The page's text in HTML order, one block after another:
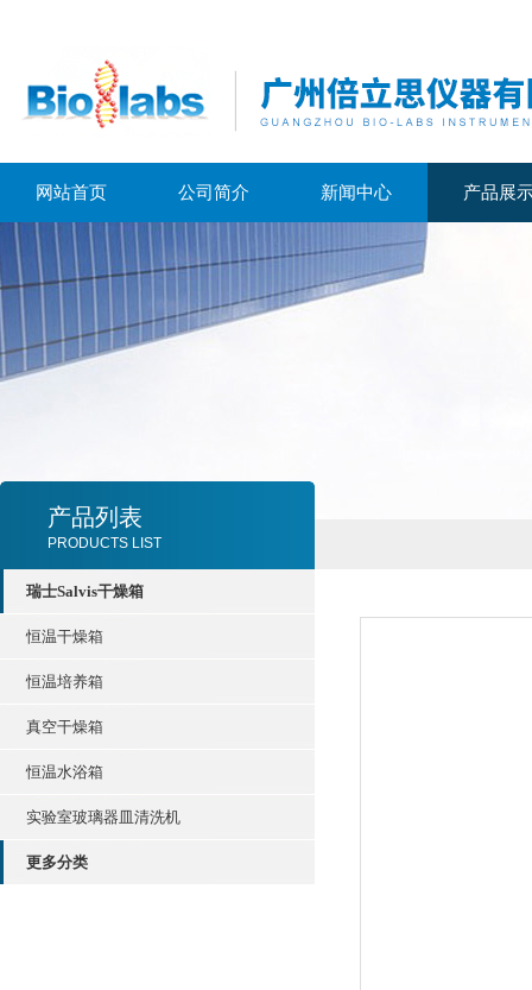
网站首页 公司简介 新闻中心 产品展
产品列表
PRODUCTS LIST
瑞士Salvis干燥箱
恒温干燥箱
恒温培养箱
真空干燥箱
恒温水浴箱
实验室玻璃器皿清洗机
更多分类